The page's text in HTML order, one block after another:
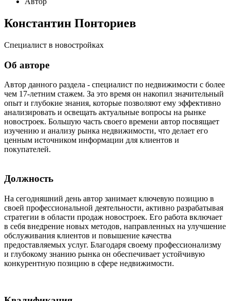
Константин Понториев
Специалист в новостройках
Об авторе
Автор данного раздела - специалист по недвижимости с более
чем 17-летним стажем. За это время он накопил значительный
опыт и глубокие знания, которые позволяют ему эффективно
анализировать и освещать актуальные вопросы на рынке
новостроек. Большую часть своего времени автор посвящает
изучению и анализу рынка недвижимости, что делает его
ценным источником информации для клиентов и
покупателей.
Должность
На сегодняшний день автор занимает ключевую позицию в
своей профессиональной деятельности, активно разрабатывая
стратегии в области продаж новостроек. Его работа включает
в себя внедрение новых методов, направленных на улучшение
обслуживания клиентов и повышение качества
предоставляемых услуг. Благодаря своему профессионализму
и глубокому знанию рынка он обеспечивает устойчивую
конкурентную позицию в сфере недвижимости.